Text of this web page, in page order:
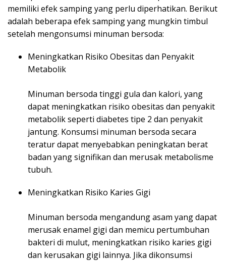
memiliki efek samping yang perlu diperhatikan. Berikut
adalah beberapa efek samping yang mungkin timbul
setelah mengonsumsi minuman bersoda:
Meningkatkan Risiko Obesitas dan Penyakit
Metabolik
Minuman bersoda tinggi gula dan kalori, yang
dapat meningkatkan risiko obesitas dan penyakit
metabolik seperti diabetes tipe 2 dan penyakit
jantung. Konsumsi minuman bersoda secara
teratur dapat menyebabkan peningkatan berat
badan yang signifikan dan merusak metabolisme
tubuh.
Meningkatkan Risiko Karies Gigi
Minuman bersoda mengandung asam yang dapat
merusak enamel gigi dan memicu pertumbuhan
bakteri di mulut, meningkatkan risiko karies gigi
dan kerusakan gigi lainnya. Jika dikonsumsi